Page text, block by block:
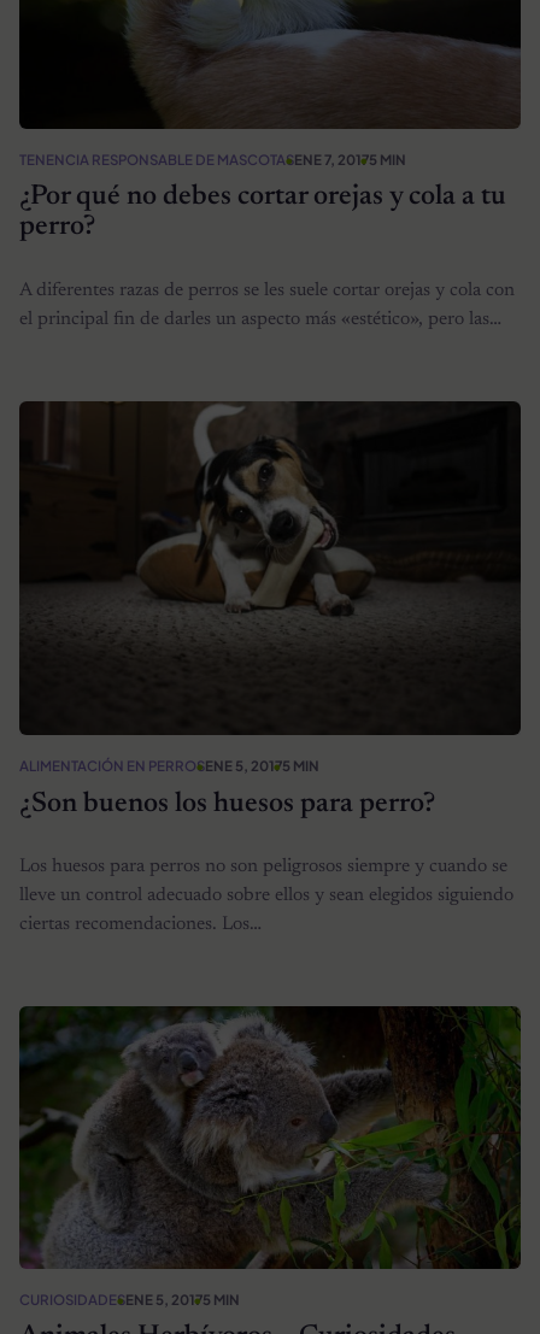
TENENCIA RESPONSABLE DE MASCOTASENE 7, 20175 MIN
¿Por qué no debes cortar orejas y cola a tu
perro?
A diferentes razas de perros se les suele cortar orejas y cola con
el principal fin de darles un aspecto más «estético», pero las…
ALIMENTACIÓN EN PERROSENE 5, 20175 MIN
¿Son buenos los huesos para perro?
Los huesos para perros no son peligrosos siempre y cuando se
lleve un control adecuado sobre ellos y sean elegidos siguiendo
ciertas recomendaciones. Los…
CURIOSIDADESENE 5, 20175 MIN